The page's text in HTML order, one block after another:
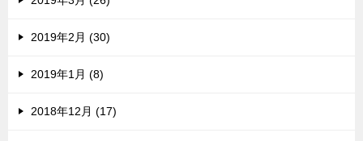
2019年2月 (30)
2019年1月 (8)
2018年12月 (17)